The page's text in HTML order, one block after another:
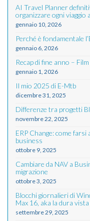
AI Travel Planner
organizzare ogni viaggio
gennaio 10, 2026
Perché è fondamentale
gennaio 6, 2026
Recap di fine anno –
gennaio 1, 2026
Il mio 2025 di E-Mtb
dicembre 31, 2025
Differenze tra progetti
novembre 22, 2025
ERP Change: come
business
ottobre 9, 2025
Cambiare da NAV a
migrazione
ottobre 3, 2025
Blocchi giornalieri di
Max 16, aka la dura
settembre 29, 2025